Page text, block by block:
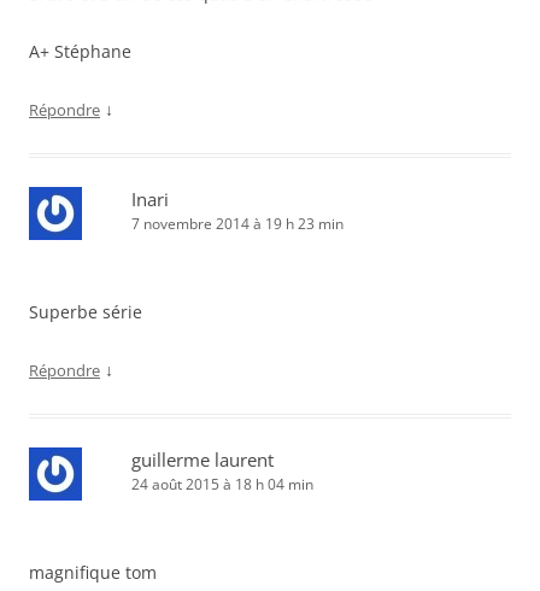
A+ Stéphane
Répondre ↓
Inari
7 novembre 2014 à 19 h 23 min
Superbe série
Répondre ↓
guillerme laurent
24 août 2015 à 18 h 04 min
magnifique tom